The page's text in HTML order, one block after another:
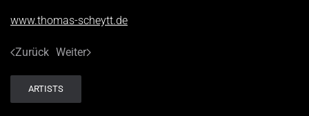
www.thomas-scheytt.de
Zurück Weiter
ARTISTS